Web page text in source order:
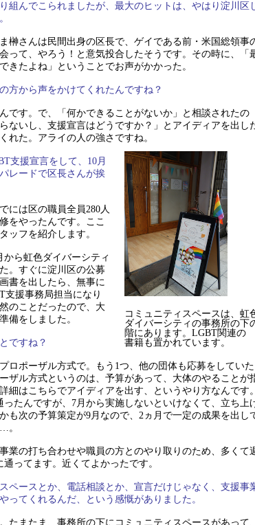
組んでこられましたが、最大のヒットは、やはり淀川区
榊さんは民間出身の区長で、ゲイである前・米国総領事
って、やろう！と意気投合したそうです。その時に、「
きたよね」ということでお声がかかった。
から声をかけてくれたんですね？
です。で、「何かできることがないか」と相談されたの
ないし、支援宣言はどうですか？」とアイディアを出し
れた。アライの人の強さですね。
コミュニティスペースは、虹
ダイバーシティの事務所の下
階にあります。LGBT関連の
書籍も置かれています。
支援宣言をして、10月
レードで区長さんが挨
には区の職員全員280人
をやったんです。ここ
ッフを紹介します。
から虹色ダイバーシティ
。すぐに淀川区の公募
書を出したら、無事に
支援事務局担当になり
のことだったので、大
備をしました。
ですね？
ロポーザル方式で。もう1つ、他の団体も応募をしていた
ザル方式というのは、予算があって、大体のやることが
細はこちらでアイディアを出す、というやり方なんです。
ったんですが、7月から実施しないといけなくて、立ち上
も次の予算策定が9月なので、2ヵ月で一定の成果を出し
。
業の打ち合わせや職員の方とのやり取りのため、多くて
ってます。近くてよかったです。
ースとか、電話相談とか、宣言だけじゃなく、支援事
ってくれるんだ、という感慨がありました。
たまたま、事務所の下にコミュニティスペースがあって、